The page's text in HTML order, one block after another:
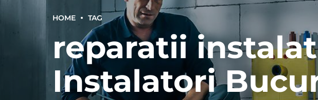
HOME TAG
reparatii
Instalatori